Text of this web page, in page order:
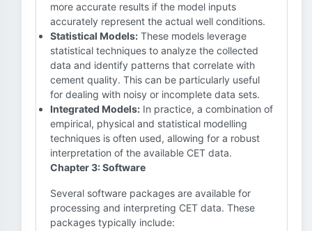
more accurate results if the model inputs
accurately represent the actual well conditions.
Statistical Models: These models leverage
statistical techniques to analyze the collected
data and identify patterns that correlate with
cement quality. This can be particularly useful
for dealing with noisy or incomplete data sets.
Integrated Models: In practice, a combination of
empirical, physical and statistical modelling
techniques is often used, allowing for a robust
interpretation of the available CET data.
Chapter 3: Software
Several software packages are available for
processing and interpreting CET data. These
packages typically include: